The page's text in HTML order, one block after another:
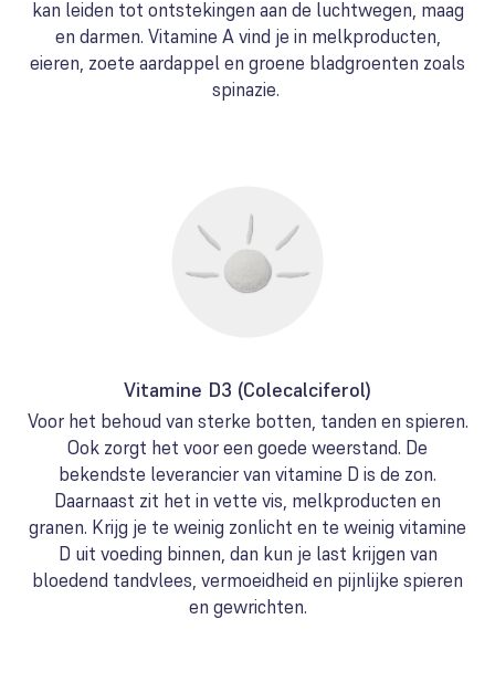
kan leiden tot ontstekingen aan de luchtwegen, maag
en darmen. Vitamine A vind je in melkproducten,
eieren, zoete aardappel en groene bladgroenten zoals
spinazie.
Vitamine D3 (Colecalciferol)
Voor het behoud van sterke botten, tanden en spieren.
Ook zorgt het voor een goede weerstand. De
bekendste leverancier van vitamine D is de zon.
Daarnaast zit het in vette vis, melkproducten en
granen. Krijg je te weinig zonlicht en te weinig vitamine
D uit voeding binnen, dan kun je last krijgen van
bloedend tandvlees, vermoeidheid en pijnlijke spieren
en gewrichten.